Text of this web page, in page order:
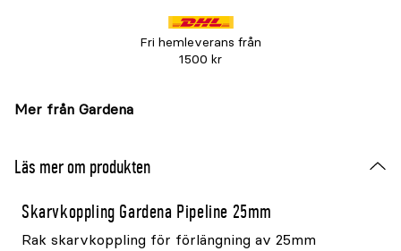
Fri hemleverans från
1500 kr
Mer från Gardena
Läs mer om produkten
Skarvkoppling Gardena Pipeline 25mm
Rak skarvkoppling för förlängning av 25mm